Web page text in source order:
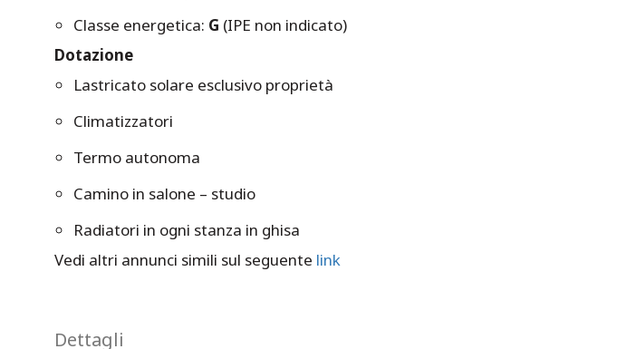
Classe energetica: G (IPE non indicato)
Dotazione
Lastricato solare esclusivo proprietà
Climatizzatori
Termo autonoma
Camino in salone – studio
Radiatori in ogni stanza in ghisa
Vedi altri annunci simili sul seguente link
Dettagli